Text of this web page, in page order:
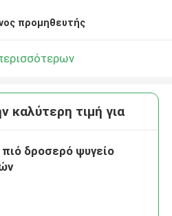
προμηθευτής
καλύτερη τιμή για
πιό δροσερό ψυγείο